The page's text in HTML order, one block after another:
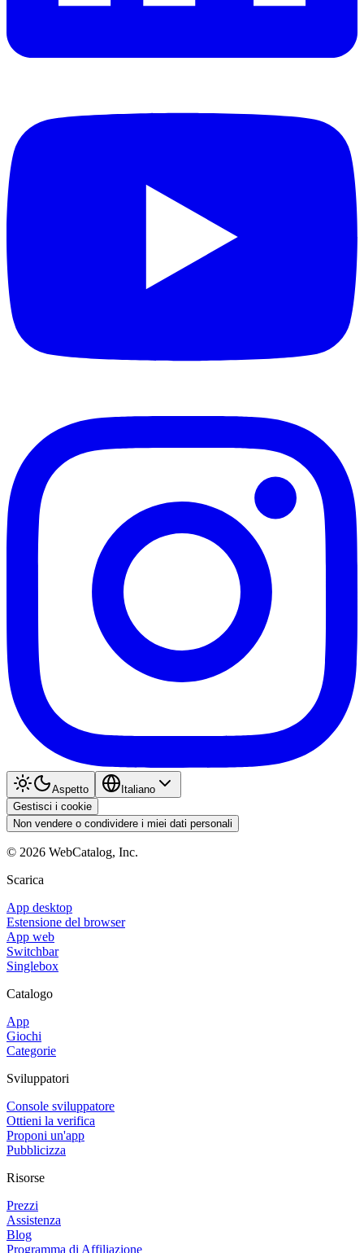
Aspetto
Italiano
Gestisci i cookie
Non vendere o condividere i miei dati personali
© 2026 WebCatalog, Inc.
Scarica
App desktop
Estensione del browser
App web
Switchbar
Singlebox
Catalogo
App
Giochi
Categorie
Sviluppatori
Console sviluppatore
Ottieni la verifica
Proponi un'app
Pubblicizza
Risorse
Prezzi
Assistenza
Blog
Programma di Affiliazione